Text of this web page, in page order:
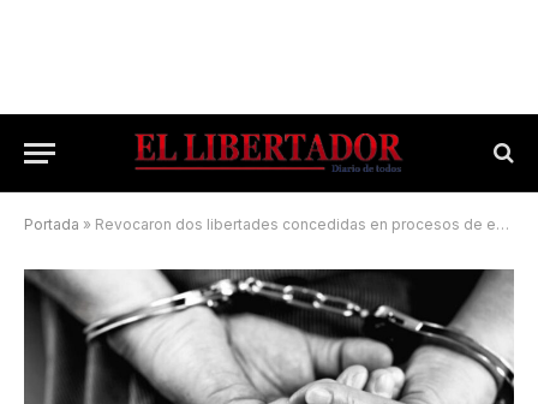
Portada » Revocaron dos libertades concedidas en procesos de extradición